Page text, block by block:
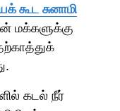
கூட சுனாமி
மக்களுக்கு
கடல் நீர்